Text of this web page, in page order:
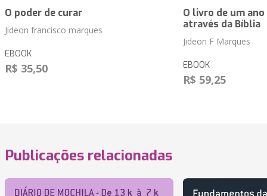
O poder de curar
Jideon francisco marques
EBOOK
R$ 35,50
O livro de um
através da Bíblia
Jideon F Marques
EBOOK
R$ 59,25
Publicações relacionadas